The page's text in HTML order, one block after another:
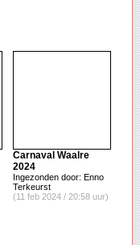
Carnaval Waalre
2024
Ingezonden door: Enno
Terkeurst
(11 feb 2024 / 20:58 uur)